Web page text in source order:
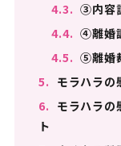
4.3. ③内容
4.4. ④離婚
4.5. ⑤離婚
5. モラハラの
6. モラハラの
ト